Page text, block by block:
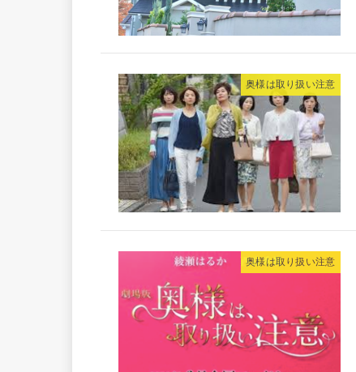
奥様は取り扱い注意
奥様は取り扱い注意